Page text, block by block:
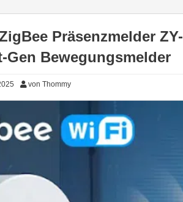
Präsenzmelder
Gen Bewegungsmelder
von Thommy